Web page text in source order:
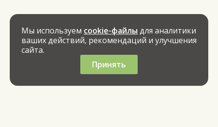
Мы используем cookie-файлы для аналитики
ваших действий, рекомендаций и улучшения
сайта.
Принять